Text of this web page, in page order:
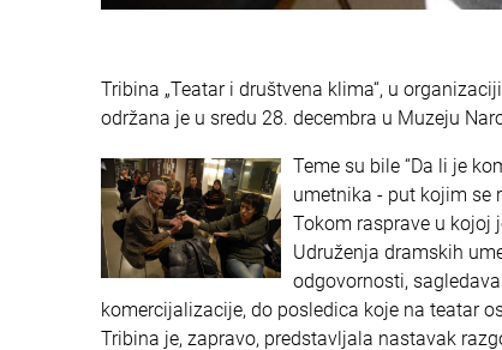
Tribina „Teatar i društvena klima“, u
održana je u sredu 28. decembra u Muzeju
Teme su bile “Da li je
umetnika - put kojim se
Tokom rasprave u kojoj
Udruženja dramskih
odgovornosti,
komercijalizacije, do posledica koje na teatar
Tribina je, zapravo, predstavljala nastavak